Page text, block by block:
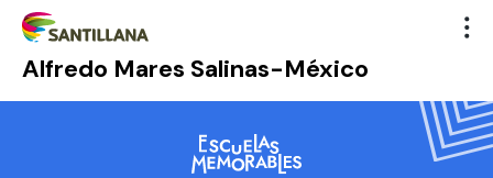
Alfredo Mares Salinas-México